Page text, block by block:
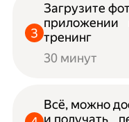
Загрузите
приложении
тренинг
30 минут
Всё, можно
и получать